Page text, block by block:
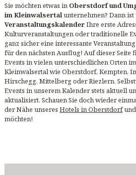
Sie möchten etwas in Oberstdorf und
im Kleinwalsertal unternehmen? Dann ist
VeranstaltungskalenderIhre erste
Kulturveranstaltungen oder traditionelle
ganz sicher eine interessante
für den nächsten Ausflug! Auf dieser Seite
Events in vielen unterschiedlichen Orten
Kleinwalsertal wie Oberstdorf, Kempten,
Hirschegg, Mittelberg oder Riezlern.
Events in unserem Kalender stets aktuell
aktualisiert. Schauen Sie doch wieder
der Nähe unseres Hotels in Oberstdorfund
möchten!